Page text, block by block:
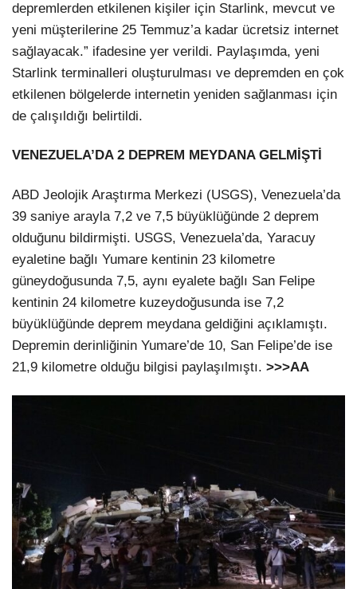
depremlerden etkilenen kişiler için Starlink, mevcut ve
yeni müşterilerine 25 Temmuz’a kadar ücretsiz internet
sağlayacak.” ifadesine yer verildi. Paylaşımda, yeni
Starlink terminalleri oluşturulması ve depremden en çok
etkilenen bölgelerde internetin yeniden sağlanması için
de çalışıldığı belirtildi.
VENEZUELA’DA 2 DEPREM MEYDANA GELMİŞTİ
ABD Jeolojik Araştırma Merkezi (USGS), Venezuela’da
39 saniye arayla 7,2 ve 7,5 büyüklüğünde 2 deprem
olduğunu bildirmişti. USGS, Venezuela’da, Yaracuy
eyaletine bağlı Yumare kentinin 23 kilometre
güneydoğusunda 7,5, aynı eyalete bağlı San Felipe
kentinin 24 kilometre kuzeydoğusunda ise 7,2
büyüklüğünde deprem meydana geldiğini açıklamıştı.
Depremin derinliğinin Yumare’de 10, San Felipe’de ise
21,9 kilometre olduğu bilgisi paylaşılmıştı. >>>AA